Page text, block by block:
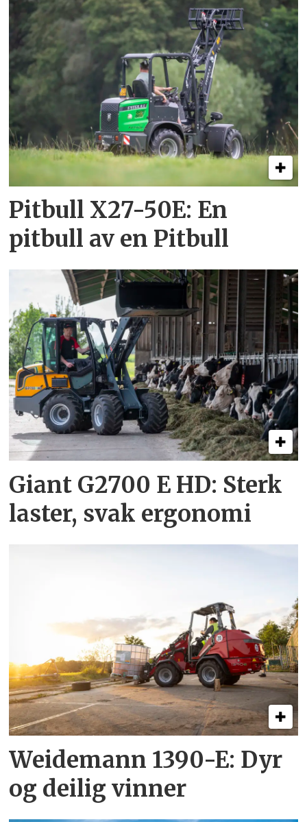
Pitbull X27-50E: En
pitbull av en Pitbull
Giant G2700 E HD: Sterk
laster, svak ergonomi
Weidemann 1390-E: Dyr
og deilig vinner